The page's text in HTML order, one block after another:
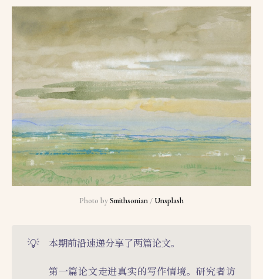
Photo by Smithsonian / Unsplash
💡 本期前沿速递分享了两篇论文。
第一篇论文走进真实的写作情境。研究者访